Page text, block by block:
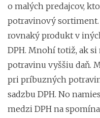
o malých predajcov,
potravinový sortiment.
rovnaký produkt v
DPH. Mnohí totiž, ak
potravinu vyššiu daň.
pri príbuzných
sadzbu DPH. No
medzi DPH na